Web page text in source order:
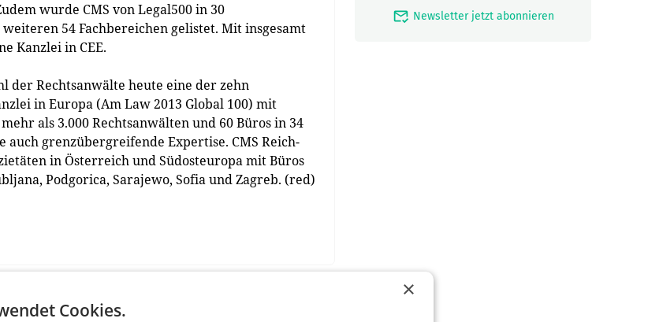
wurde CMS von Legal500 in 30
54 Fachbereichen gelistet. Mit insgesamt
Kanzlei in CEE.
der Rechtsanwälte heute eine der zehn
in Europa (Am Law 2013 Global 100) mit
als 3.000 Rechtsanwälten und 60 Büros in 34
grenzübergreifende Expertise. CMS Reich-
in Österreich und Südosteuropa mit Büros
Podgorica, Sarajewo, Sofia und Zagreb. (red)
mark_email_read Newsletter jetzt abonnieren
×
Cookies.